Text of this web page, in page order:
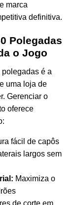
marca
definitiva.
Polegadas
o Jogo
polegadas é a
uma loja de
Gerenciar o
oferece
fácil de capôs
largos sem
Maximiza o
de corte em